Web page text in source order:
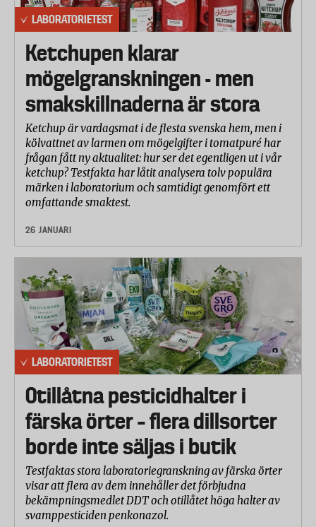
LABORATORIETEST
Ketchupen klarar
mögelgranskningen - men
smakskillnaderna är stora
Ketchup är vardagsmat i de flesta svenska hem, men i
kölvattnet av larmen om mögelgifter i tomatpuré har
frågan fått ny aktualitet: hur ser det egentligen ut i vår
ketchup? Testfakta har låtit analysera tolv populära
märken i laboratorium och samtidigt genomfört ett
omfattande smaktest.
26 JANUARI
LABORATORIETEST
Otillåtna pesticidhalter i
färska örter – flera dillsorter
borde inte säljas i butik
Testfaktas stora laboratoriegranskning av färska örter
visar att flera av dem innehåller det förbjudna
bekämpningsmedlet DDT och otillåtet höga halter av
svamppesticiden penkonazol.